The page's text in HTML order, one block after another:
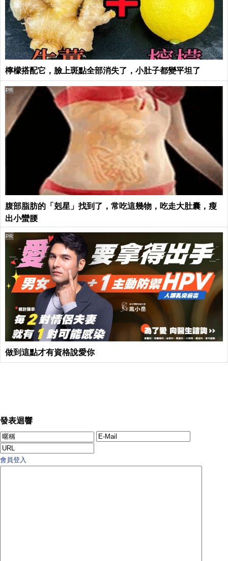
檸檬搭配它，臉上斑點全部消失了，小肚子都變平坦了
腹部脂肪的「剋星」找到了，常吃這幾物，吃走大肚囊，瘦
出小蠻腰
PR
做到這點才有資格說愛你
PR
發表迴響
會員登入